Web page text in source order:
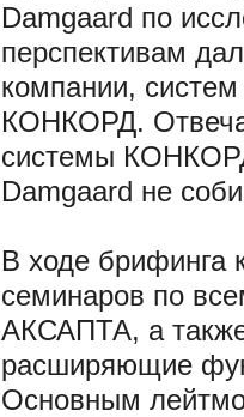
Damgaard по
перспективам
компании,
КОНКОРД.
системы
Damgaard не
В ходе брифинга
семинаров по
АКСАПТА, а
расширяющие
Основным